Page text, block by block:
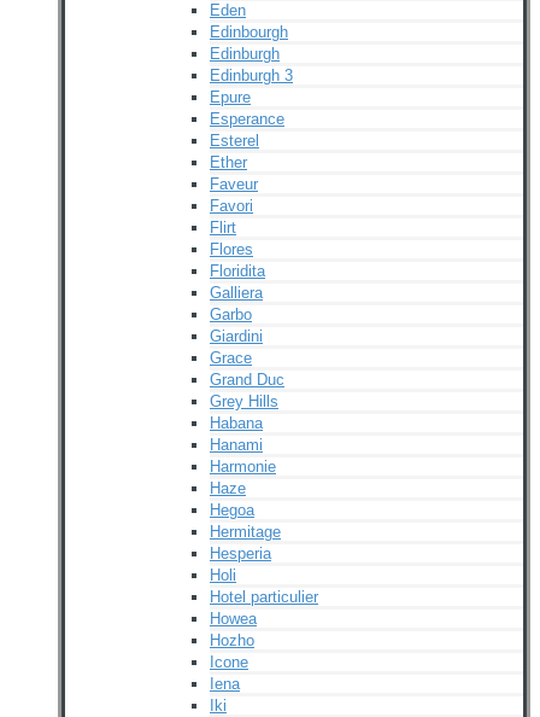
Eden
Edinbourgh
Edinburgh
Edinburgh 3
Epure
Esperance
Esterel
Ether
Faveur
Favori
Flirt
Flores
Floridita
Galliera
Garbo
Giardini
Grace
Grand Duc
Grey Hills
Habana
Hanami
Harmonie
Haze
Hegoa
Hermitage
Hesperia
Holi
Hotel particulier
Howea
Hozho
Icone
Iena
Iki